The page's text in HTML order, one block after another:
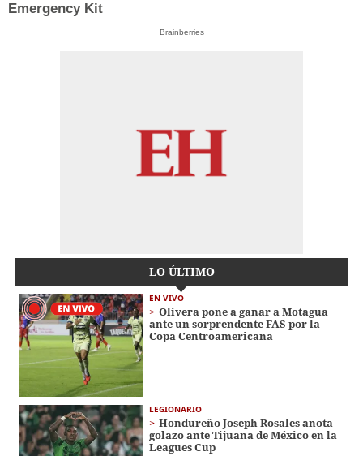
Emergency Kit
Brainberries
LO ÚLTIMO
EN VIVO
Olivera pone a ganar a Motagua
ante un sorprendente FAS por la
Copa Centroamericana
LEGIONARIO
Hondureño Joseph Rosales anota
golazo ante Tijuana de México en la
Leagues Cup